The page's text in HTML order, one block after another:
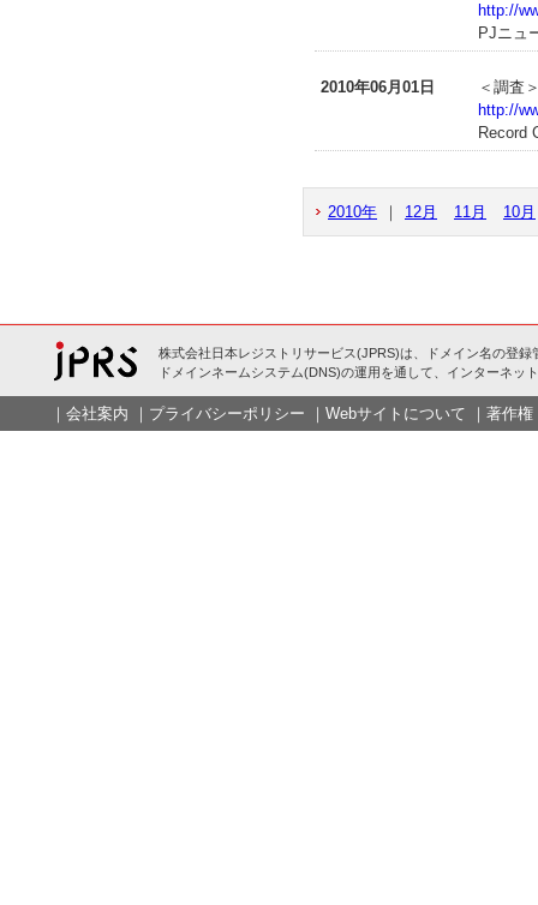
http://
PJニュ
2010年06月01日
＜調査
http://
Record
2010年 ｜ 12月 11月 10月
株式会社日本レジストリサービス(JPRS)は、ドメイン名の登録
ドメインネームシステム(DNS)の運用を通して、インターネッ
｜ 会社案内 ｜ プライバシーポリシー ｜ Webサイトについて ｜ 著作権